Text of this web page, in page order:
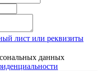
лист или реквизиты
данных